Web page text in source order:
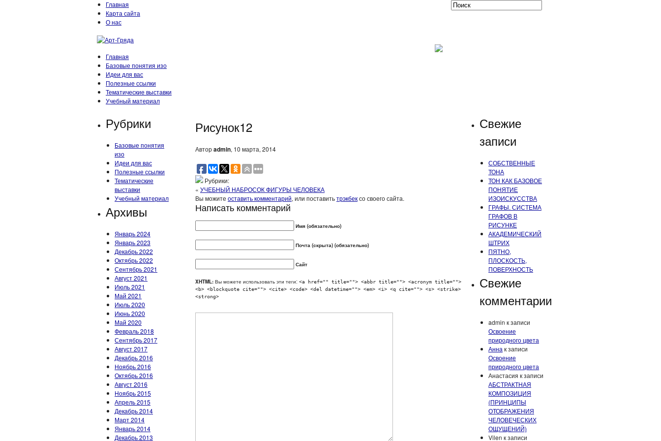
Главная
Карта сайта
О нас
Главная
Базовые понятия изо
Идеи для вас
Полезные ссылки
Тематические выставки
Учебный материал
Рубрики
Базовые понятия
изо
Идеи для вас
Полезные ссылки
Тематические
выставки
Учебный материал
Архивы
Январь 2024
Январь 2023
Декабрь 2022
Октябрь 2022
Сентябрь 2021
Август 2021
Июль 2021
Май 2021
Июль 2020
Июнь 2020
Май 2020
Февраль 2018
Сентябрь 2017
Август 2017
Декабрь 2016
Ноябрь 2016
Октябрь 2016
Август 2016
Ноябрь 2015
Апрель 2015
Декабрь 2014
Март 2014
Январь 2014
Декабрь 2013
Рисунок12
Авторadmin, 10 марта, 2014
Рубрики:
« УЧЕБНЫЙ НАБРОСОК ФИГУРЫ ЧЕЛОВЕКА
Вы можите оставить комментарий, или поставитьтрэкбексо своего сайта.
Написать комментарий
Имя (обязательно)
Почта (скрыта) (обязательно)
Сайт
XHTML: Вы можете использовать эти теги: <a href="" title=""> <abbr title=""> <acronym title="">
<b> <blockquote cite=""> <cite> <code> <del datetime=""> <em> <i> <q cite=""> <s> <strike>
<strong>
Свежие
записи
СОБСТВЕННЫЕ
ТОНА
ТОН КАК БАЗОВОЕ
ПОНЯТИЕ
ИЗОИСКУССТВА
ГРАФЫ. СИСТЕМА
ГРАФОВ В
РИСУНКЕ
АКАДЕМИЧЕСКИЙ
ШТРИХ
ПЯТНО,
ПЛОСКОСТЬ,
ПОВЕРХНОСТЬ
Свежие
комментарии
admin к записи
Освоение
природного цвета
Анна к записи
Освоение
природного цвета
Анастасия к записи
АБСТРАКТНАЯ
КОМПОЗИЦИЯ
(ПРИНЦИПЫ
ОТОБРАЖЕНИЯ
ЧЕЛОВЕЧЕСКИХ
ОЩУЩЕНИЙ)
Vilen к записи